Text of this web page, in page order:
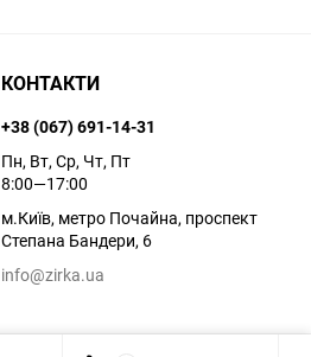
КОНТАКТИ
+38 (067) 691-14-31
Пн, Вт, Ср, Чт, Пт
8:00—17:00
м.Київ, метро Почайна, проспект
Степана Бандери, 6
info@zirka.ua